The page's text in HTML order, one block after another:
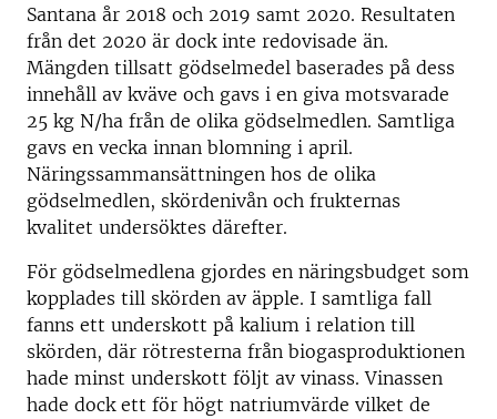
Santana år 2018 och 2019 samt 2020. Resultaten
från det 2020 är dock inte redovisade än.
Mängden tillsatt gödselmedel baserades på dess
innehåll av kväve och gavs i en giva motsvarade
25 kg N/ha från de olika gödselmedlen. Samtliga
gavs en vecka innan blomning i april.
Näringssammansättningen hos de olika
gödselmedlen, skördenivån och frukternas
kvalitet undersöktes därefter.
För gödselmedlena gjordes en näringsbudget som
kopplades till skörden av äpple. I samtliga fall
fanns ett underskott på kalium i relation till
skörden, där rötresterna från biogasproduktionen
hade minst underskott följt av vinass. Vinassen
hade dock ett för högt natriumvärde vilket de